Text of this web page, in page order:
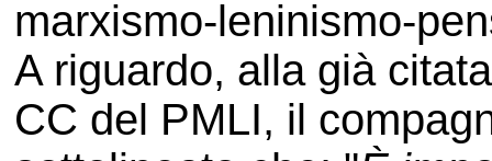
marxismo-leninismo-
A riguardo, alla già
CC del PMLI, il